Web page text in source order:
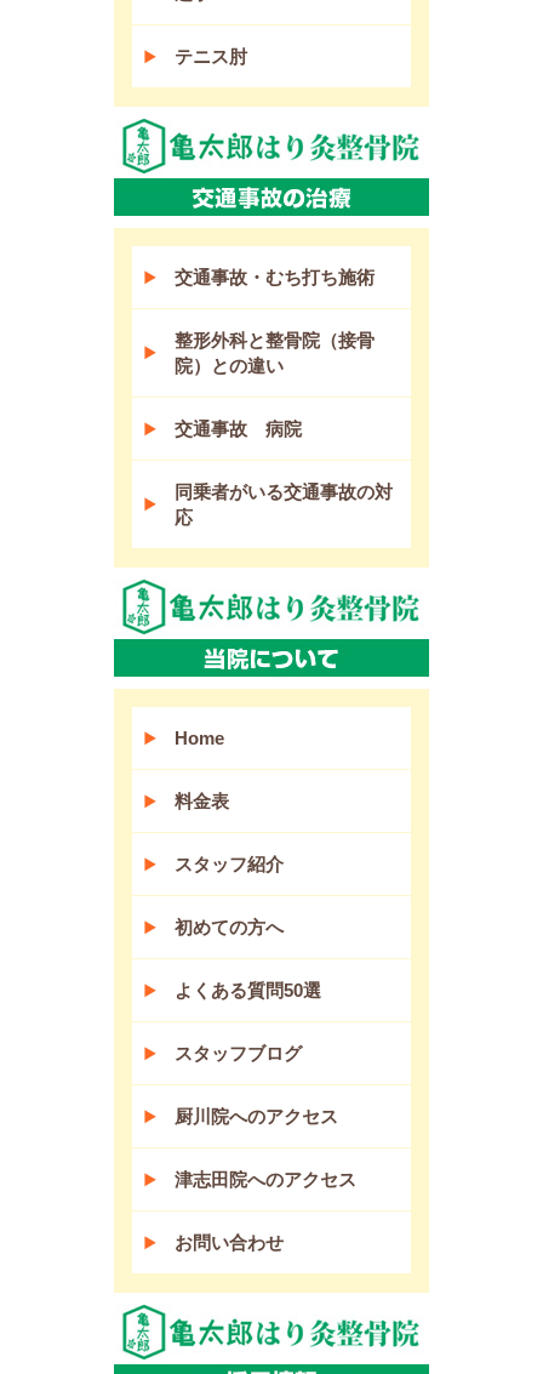
テニス肘
交通事故・むち打ち施術
整形外科と整骨院（接骨
院）との違い
交通事故 病院
同乗者がいる交通事故の対
応
Home
料金表
スタッフ紹介
初めての方へ
よくある質問50選
スタッフブログ
厨川院へのアクセス
津志田院へのアクセス
お問い合わせ